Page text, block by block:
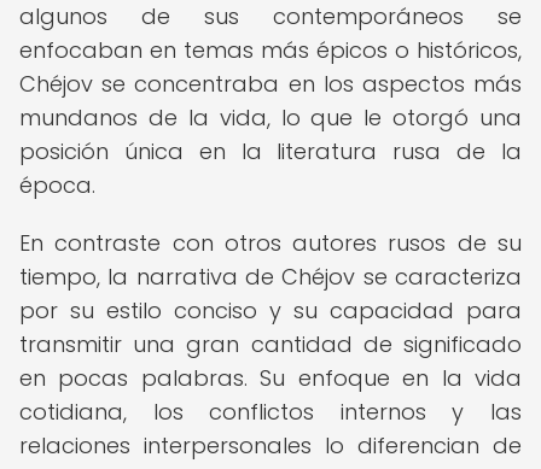
algunos de sus contemporáneos se
enfocaban en temas más épicos o históricos,
Chéjov se concentraba en los aspectos más
mundanos de la vida, lo que le otorgó una
posición única en la literatura rusa de la
época.
En contraste con otros autores rusos de su
tiempo, la narrativa de Chéjov se caracteriza
por su estilo conciso y su capacidad para
transmitir una gran cantidad de significado
en pocas palabras. Su enfoque en la vida
cotidiana, los conflictos internos y las
relaciones interpersonales lo diferencian de